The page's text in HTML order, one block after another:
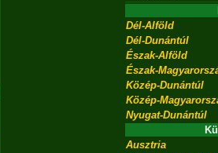
Dél-Alföld
Dél-Dunántúl
Észak-Alföld
Észak-
Közép-Dunántúl
Közép-
Nyugat-Dunántúl
Ausztria